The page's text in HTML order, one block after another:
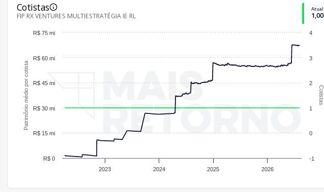
Cotistas
FIP RX VENTURES MULTIESTRATÉGIA IE RL
Atual
1,00
Cotistas
Patrimônio médio por cotista
2023 2024 2025 2026
-1
0
1
2
3
4
R$ 0
R$ 15 mi
R$ 30 mi
R$ 45 mi
R$ 60 mi
R$ 75 mi